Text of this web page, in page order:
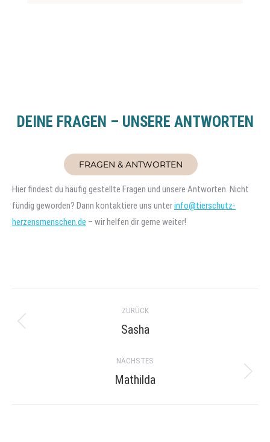
DEINE FRAGEN – UNSERE ANTWORTEN
FRAGEN & ANTWORTEN
Hier findest du häufig gestellte Fragen und unsere Antworten. Nicht
fündig geworden? Dann kontaktiere uns unterinfo@tierschutz-
herzensmenschen.de – wir helfen dir gerne weiter!
navigation
ZURÜCK
Previous
Sasha
NÄCHSTES
Next
Mathilda